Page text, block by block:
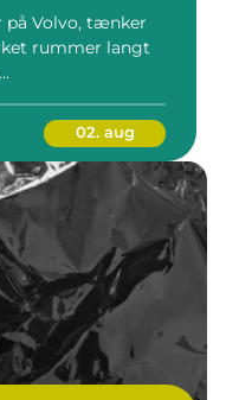
Volvo, tænker
rummer langt
02. aug